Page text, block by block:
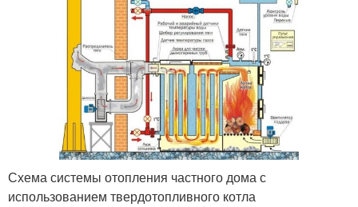
Схема системы отопления частного дома с
использованием твердотопливного котла